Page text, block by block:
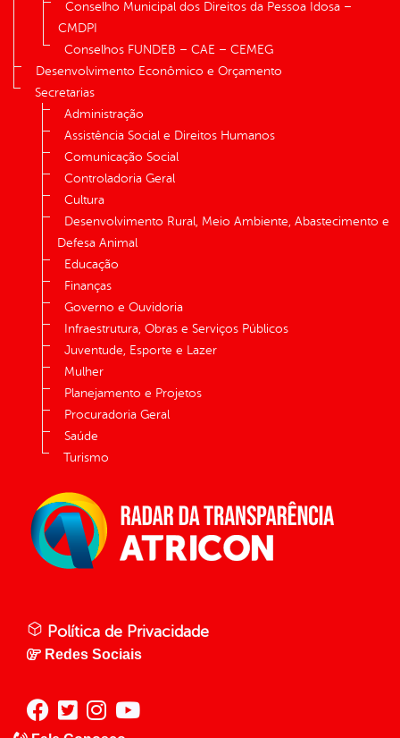
Conselho Municipal dos Direitos da Pessoa Idosa –
CMDPI
Conselhos FUNDEB – CAE – CEMEG
Desenvolvimento Econômico e Orçamento
Secretarias
Administração
Assistência Social e Direitos Humanos
Comunicação Social
Controladoria Geral
Cultura
Desenvolvimento Rural, Meio Ambiente, Abastecimento e
Defesa Animal
Educação
Finanças
Governo e Ouvidoria
Infraestrutura, Obras e Serviços Públicos
Juventude, Esporte e Lazer
Mulher
Planejamento e Projetos
Procuradoria Geral
Saúde
Turismo
Política de Privacidade
Redes Sociais